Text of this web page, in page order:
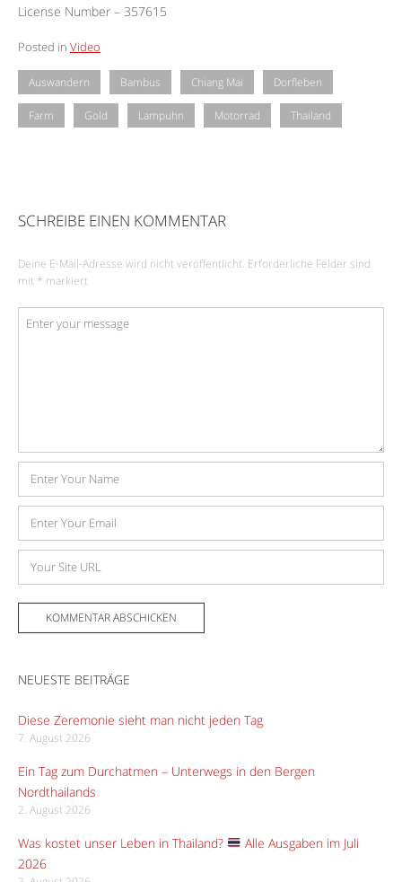
License Number – 357615
Posted in Video
Auswandern Bambus Chiang Mai Dorfleben
Farm Gold Lampuhn Motorrad Thailand
SCHREIBE EINEN KOMMENTAR
Deine E-Mail-Adresse wird nicht veröffentlicht. Erforderliche Felder sind
mit * markiert
Kommentar
Name
Adresse
Website
NEUESTE BEITRÄGE
Diese Zeremonie sieht man nicht jeden Tag
7. August 2026
Ein Tag zum Durchatmen – Unterwegs in den Bergen
Nordthailands
2. August 2026
Was kostet unser Leben in Thailand?
Alle Ausgaben im Juli
2026